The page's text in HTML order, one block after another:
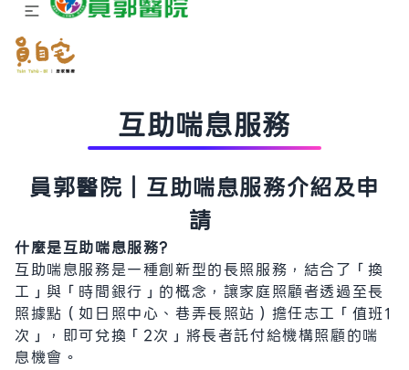
互助喘息服務
員郭醫院｜互助喘息服務介紹及申
請
什麼是互助喘息服務?
互助喘息服務是一種創新型的長照服務，結合了「換
工」與「時間銀行」的概念，讓家庭照顧者透過至長
照據點（如日照中心、巷弄長照站）擔任志工「值班1
次」，即可兌換「2次」將長者託付給機構照顧的喘
息機會。